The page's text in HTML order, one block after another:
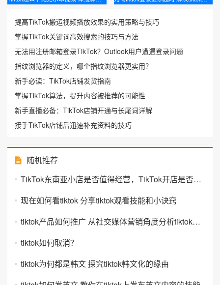
提高TikTok搬运视频播放效果的实用策略与技巧
掌握TikTok关键词高效搜索的技巧与方法
无法用注册邮箱登录TikTok？Outlook用户遭遇登录问题
指纹浏览器的定义，哪个指纹浏览器更实用？
新手必读：TikTok店铺发货指南
掌握TikTok算法，提升内容被推荐的可能性
新手直播必备：TikTok店铺开通与长尾词详解
接手TikTok店铺后迅速补充资料的技巧
随机推荐
TikTok东南亚小店是否值得经营，TikTok开店是否可行
现在如何看tiktok 分享tiktok观看技能和小诀窍
tiktok产品如何推广 从社交媒体营销角度分析tiktok推广策略
tiktok如何取消？
tiktok为何都是韩文 探究tiktok韩文化的缘由